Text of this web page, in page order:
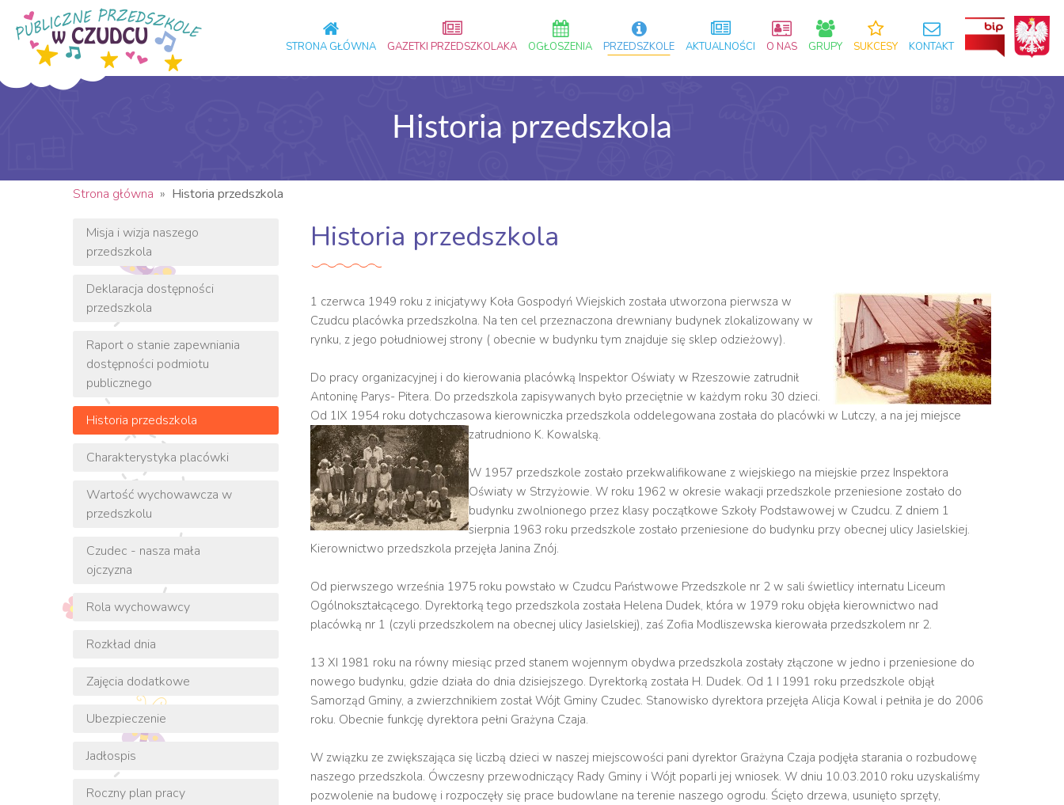
STRONA GŁÓWNA GAZETKI PRZEDSZKOLAKA OGŁOSZENIA PRZEDSZKOLE AKTUALNOŚCI O NAS GRUPY SUKCESY KONTAKT
Historia przedszkola
Strona główna » Historia przedszkola
Misja i wizja naszego
przedszkola
Deklaracja dostępności
przedszkola
Raport o stanie zapewniania
dostępności podmiotu
publicznego
Historia przedszkola
Charakterystyka placówki
Wartość wychowawcza w
przedszkolu
Czudec - nasza mała
ojczyzna
Rola wychowawcy
Rozkład dnia
Zajęcia dodatkowe
Ubezpieczenie
Jadłospis
Roczny plan pracy
Historia przedszkola
1 czerwca 1949 roku z inicjatywy Koła Gospodyń Wiejskich została utworzona pierwsza w
Czudcu placówka przedszkolna. Na ten cel przeznaczona drewniany budynek zlokalizowany w
rynku, z jego południowej strony ( obecnie w budynku tym znajduje się sklep odzieżowy).
Do pracy organizacyjnej i do kierowania placówką Inspektor Oświaty w Rzeszowie zatrudnił
Antoninę Parys- Pitera. Do przedszkola zapisywanych było przeciętnie w każdym roku 30 dzieci.
Od 1IX 1954 roku dotychczasowa kierowniczka przedszkola oddelegowana została do placówki w Lutczy, a na jej miejsce
zatrudniono K. Kowalską.
W 1957 przedszkole zostało przekwalifikowane z wiejskiego na miejskie przez Inspektora
Oświaty w Strzyżowie. W roku 1962 w okresie wakacji przedszkole przeniesione zostało do
budynku zwolnionego przez klasy początkowe Szkoły Podstawowej w Czudcu. Z dniem 1
sierpnia 1963 roku przedszkole zostało przeniesione do budynku przy obecnej ulicy Jasielskiej.
Kierownictwo przedszkola przejęła Janina Znój.
Od pierwszego września 1975 roku powstało w Czudcu Państwowe Przedszkole nr 2 w sali świetlicy internatu Liceum
Ogólnokształcącego. Dyrektorką tego przedszkola została Helena Dudek, która w 1979 roku objęła kierownictwo nad
placówką nr 1 (czyli przedszkolem na obecnej ulicy Jasielskiej), zaś Zofia Modliszewska kierowała przedszkolem nr 2.
13 XI 1981 roku na równy miesiąc przed stanem wojennym obydwa przedszkola zostały złączone w jedno i przeniesione do
nowego budynku, gdzie działa do dnia dzisiejszego. Dyrektorką została H. Dudek. Od 1 I 1991 roku przedszkole objął
Samorząd Gminy, a zwierzchnikiem został Wójt Gminy Czudec. Stanowisko dyrektora przejęła Alicja Kowal i pełniła je do 2006
roku. Obecnie funkcję dyrektora pełni Grażyna Czaja.
W związku ze zwiększająca się liczbą dzieci w naszej miejscowości pani dyrektor Grażyna Czaja podjęła starania o rozbudowę
naszego przedszkola. Ówczesny przewodniczący Rady Gminy i Wójt poparli jej wniosek. W dniu 10.03.2010 roku uzyskaliśmy
pozwolenie na budowę i rozpoczęły się prace budowlane na terenie naszego ogrodu. Ścięto drzewa, usunięto sprzęty,